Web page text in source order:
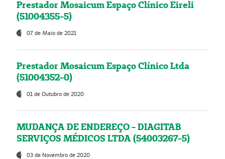
Prestador Mosaicum Espaço Clínico Eireli
(51004355-5)
07 de Maio de 2021
Prestador Mosaicum Espaço Clínico Ltda
(51004352-0)
01 de Outubro de 2020
MUDANÇA DE ENDEREÇO - DIAGITAB
SERVIÇOS MÉDICOS LTDA (54003267-5)
03 de Novembro de 2020